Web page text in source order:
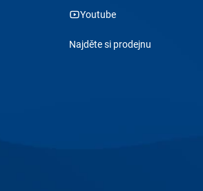
Youtube
Najděte si prodejnu